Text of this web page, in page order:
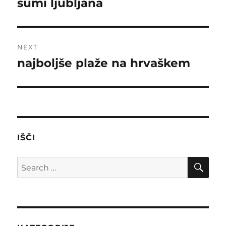
Previous
šumi ljubljana
NEXT
Next
najboljše plaže na hrvaškem
IŠČI
Search
for: